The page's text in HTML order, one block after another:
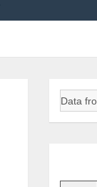
Data